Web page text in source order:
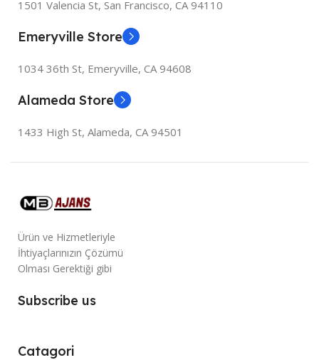
1501 Valencia St, San Francisco, CA 94110
Emeryville Store
1034 36th St, Emeryville, CA 94608
Alameda Store
1433 High St, Alameda, CA 94501
Ürün ve Hizmetleriyle
İhtiyaçlarınızın Çözümü
Olması Gerektiği gibi
Subscribe us
Catagori